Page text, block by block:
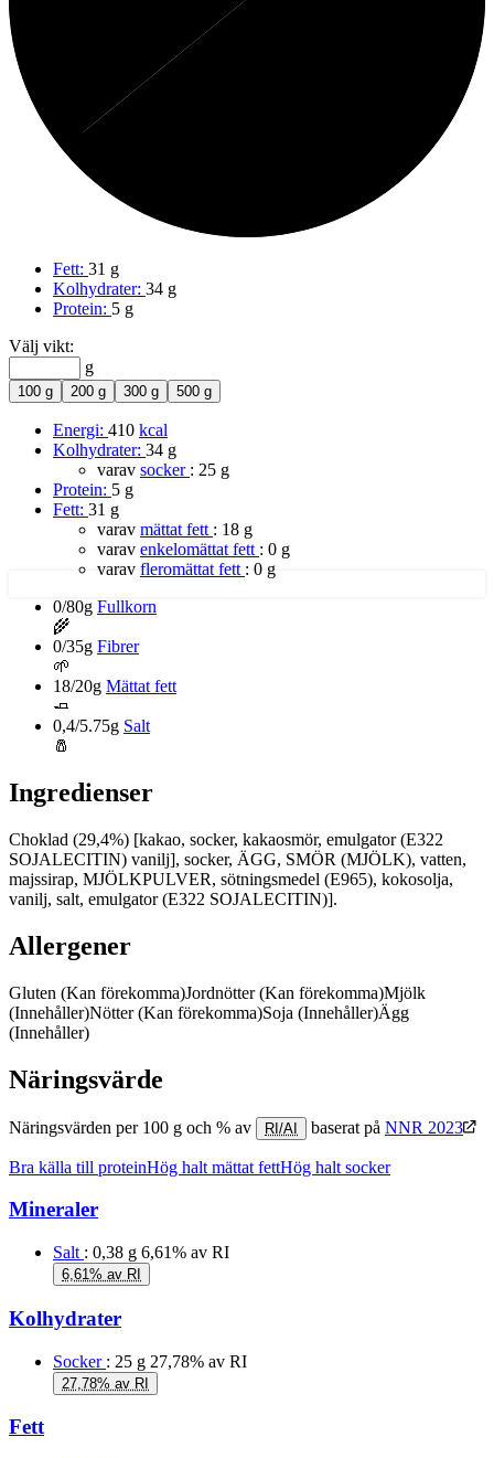
Fett: 31 g
Kolhydrater: 34 g
Protein: 5 g
Välj vikt:
g
100 g 200 g 300 g 500 g
Energi: 410 kcal
Kolhydrater: 34 g
varav socker : 25 g
Protein: 5 g
Fett: 31 g
varav mättat fett : 18 g
varav enkelomättat fett : 0 g
varav fleromättat fett : 0 g
0/80g Fullkorn
🌾
0/35g Fibrer
🌱
18/20g Mättat fett
🧈
0,4/5.75g Salt
🧂
Ingredienser
Choklad (29,4%) [kakao, socker, kakaosmör, emulgator (E322
SOJALECITIN) vanilj], socker, ÄGG, SMÖR (MJÖLK), vatten,
majssirap, MJÖLKPULVER, sötningsmedel (E965), kokosolja,
vanilj, salt, emulgator (E322 SOJALECITIN)].
Allergener
Gluten (Kan förekomma)Jordnötter(Kan förekomma)Mjölk
(Innehåller)Nötter(Kan förekomma)Soja (Innehåller)Ägg
(Innehåller)
Näringsvärde
Näringsvärden per 100 g och % av RI/AI baserat på NNR 2023
Bra källa till proteinHög halt mättat fettHög halt socker
Mineraler
Salt : 0,38 g 6,61% av RI
6,61% av RI
Kolhydrater
Socker : 25 g 27,78% av RI
27,78% av RI
Fett